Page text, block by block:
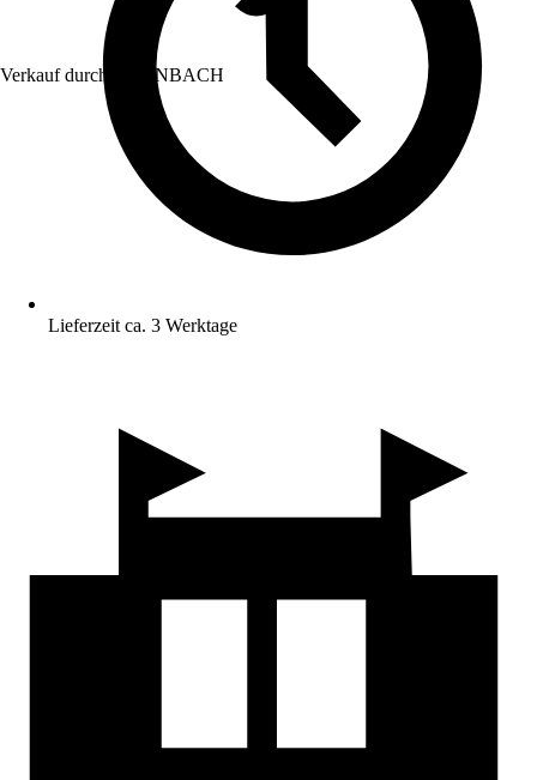
Verkauf durch: HORNBACH
Lieferzeit ca. 3 Werktage